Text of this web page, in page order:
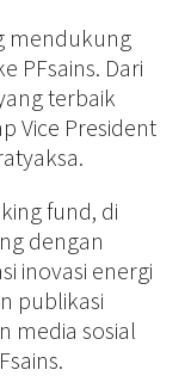
mendukung
PFsains. Dari
terbaik
Vice President
fund, di
dengan
inovasi energi
publikasi
media sosial